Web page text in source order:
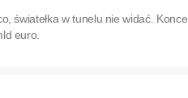
światełka w tunelu nie widać.
euro.